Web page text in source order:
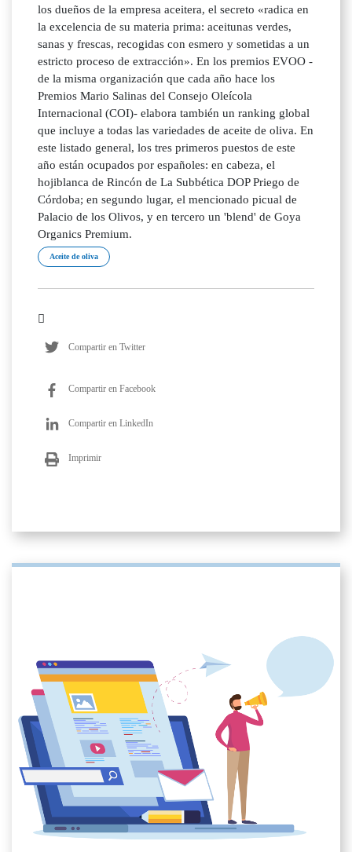
los dueños de la empresa aceitera, el secreto «radica en
la excelencia de su materia prima: aceitunas verdes,
sanas y frescas, recogidas con esmero y sometidas a un
estricto proceso de extracción». En los premios EVOO -
de la misma organización que cada año hace los
Premios Mario Salinas del Consejo Oleícola
Internacional (COI)- elabora también un ranking global
que incluye a todas las variedades de aceite de oliva. En
este listado general, los tres primeros puestos de este
año están ocupados por españoles: en cabeza, el
hojiblanca de Rincón de La Subbética DOP Priego de
Córdoba; en segundo lugar, el mencionado picual de
Palacio de los Olivos, y en tercero un 'blend' de Goya
Organics Premium.
Aceite de oliva
Compartir en Twitter
Compartir en Facebook
Compartir en LinkedIn
Imprimir